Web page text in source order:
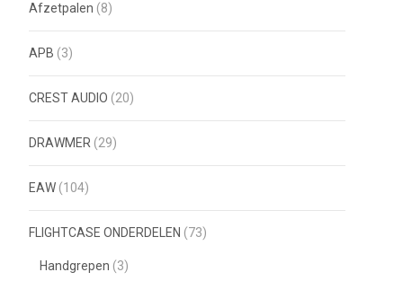
Afzetpalen (8)
APB (3)
CREST AUDIO (20)
DRAWMER (29)
EAW (104)
FLIGHTCASE ONDERDELEN (73)
Handgrepen (3)